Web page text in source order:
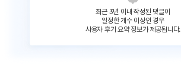
최근 3년 이내 작성된 댓글이
일정한 개수 이상인 경우
사용자 후기 요약 정보가 제공됩니다.